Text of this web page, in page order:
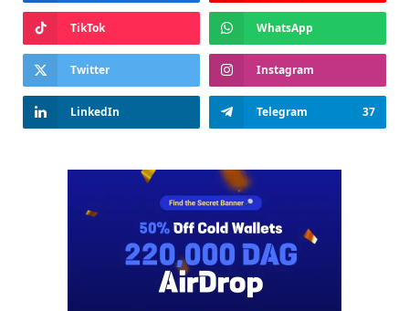
TikTok WhatsApp
Twitter Instagram
LinkedIn Telegram 37